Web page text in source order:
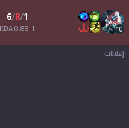
10
1
/
8
/
6
0.88:1 KDA
إعلانات